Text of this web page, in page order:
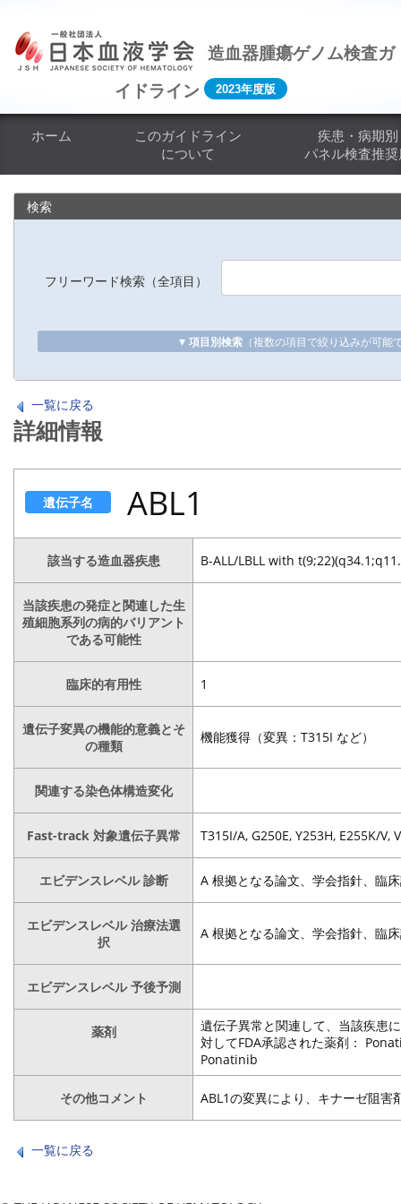
へ
ョ
造血器腫瘍ゲノム検査ガ
イドライン
2023年度版
ホーム
このガイドライン
について
疾患・病期別
パネル検査推
検索
フリーワード検索（全項目）
▾ 項目別検索 （複数の項目で絞り込みが可能
一覧に戻る
詳細情報
遺伝子名 ABL1
該当する造血器疾患 B-ALL/LBLL with
当該疾患の発症と関連した生
殖細胞系列の病的バリアント
である可能性
臨床的有用性 1
遺伝子変異の機能的意義とそ
の種類
機能獲得（変異：T315I など）
関連する染色体構造変化
Fast-track 対象遺伝子異常 T315I/A, G250E, Y253H, E255K/V,
エビデンスレベル 診断 A 根拠となる論文、学会指針、臨
エビデンスレベル 治療法選
択
A 根拠となる論文、学会指針、臨
エビデンスレベル 予後予測
薬剤
遺伝子異常と関連して、当該疾患
対してFDA承認された薬剤：
Ponatinib
その他コメント ABL1の変異により、キナーゼ阻害
一覧に戻る